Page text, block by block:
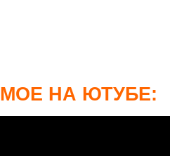
НА ЮТУБЕ: